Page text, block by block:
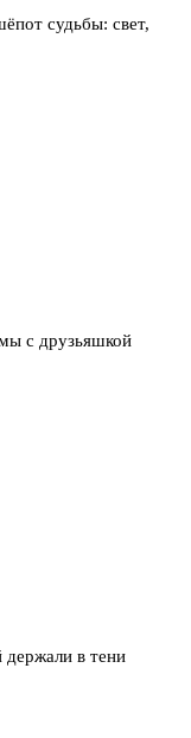
судьбы: свет,
с друзьяшкой
держали в тени